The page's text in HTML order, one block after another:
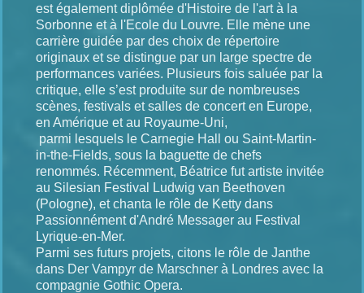
est également diplômée d'Histoire de l'art à la
Sorbonne et à l'Ecole du Louvre. Elle mène une
carrière guidée par des choix de répertoire
originaux et se distingue par un large spectre de
performances variées. Plusieurs fois saluée par la
critique, elle s’est produite sur de nombreuses
scènes, festivals et salles de concert en Europe,
en Amérique et au Royaume-Uni,
parmi lesquels le Carnegie Hall ou Saint-Martin-
in-the-Fields, sous la baguette de chefs
renommés. Récemment, Béatrice fut artiste invitée
au Silesian Festival Ludwig van Beethoven
(Pologne), et chanta le rôle de Ketty dans
Passionnément d'André Messager au Festival
Lyrique-en-Mer.
Parmi ses futurs projets, citons le rôle de Janthe
dans Der Vampyr de Marschner à Londres avec la
compagnie Gothic Opera.